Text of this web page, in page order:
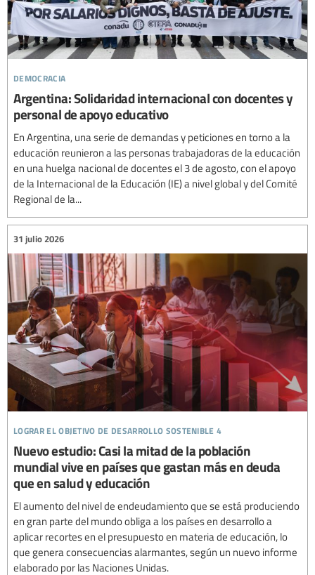
democracia
Argentina: Solidaridad internacional con docentes y
personal de apoyo educativo
En Argentina, una serie de demandas y peticiones en torno a la
educación reunieron a las personas trabajadoras de la educación
en una huelga nacional de docentes el 3 de agosto, con el apoyo
de la Internacional de la Educación (IE) a nivel global y del Comité
Regional de la...
lograr el objetivo de desarrollo sostenible 4
31 julio 2026
Nuevo estudio: Casi la mitad de la población
mundial vive en países que gastan más en deuda
que en salud y educación
El aumento del nivel de endeudamiento que se está produciendo
en gran parte del mundo obliga a los países en desarrollo a
aplicar recortes en el presupuesto en materia de educación, lo
que genera consecuencias alarmantes, según un nuevo informe
elaborado por las Naciones Unidas.